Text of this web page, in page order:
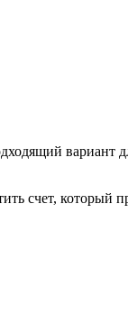
вариант
счет, который